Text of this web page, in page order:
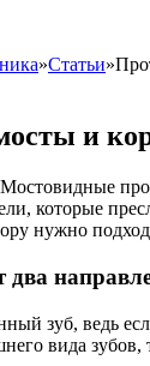
»Статьи»
и
Мостовидные
которые
нужно
два
зуб, ведь
вида зубов,